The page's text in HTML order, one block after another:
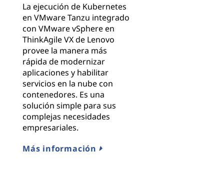
La ejecución de Kubernetes
en VMware Tanzu integrado
con VMware vSphere en
ThinkAgile VX de Lenovo
provee la manera más
rápida de modernizar
aplicaciones y habilitar
servicios en la nube con
contenedores. Es una
solución simple para sus
complejas necesidades
empresariales.
Más información